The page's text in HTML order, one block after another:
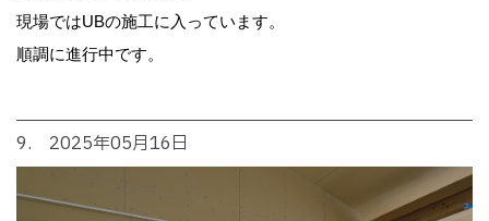
現場ではUBの施工に入っています。
順調に進行中です。
9. 2025年05月16日